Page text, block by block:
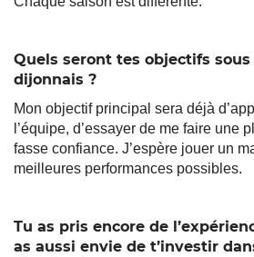
Quels seront tes objectifs
dijonnais ?
Mon objectif principal sera déjà
l’équipe, d’essayer de me faire une
fasse confiance. J’espère jouer un
meilleures performances possibles.
Tu as pris encore de
as aussi envie de t’investir